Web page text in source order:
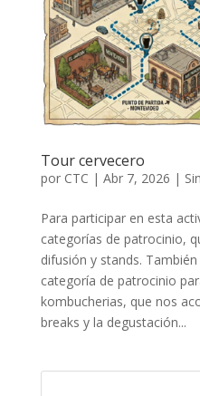
Tour cervecero
por CTC | Abr 7, 2026 |
Para participar en esta
categorías de patrocinio,
difusión y stands.
categoría de patrocinio
kombucherias, que nos
breaks y la degustación...